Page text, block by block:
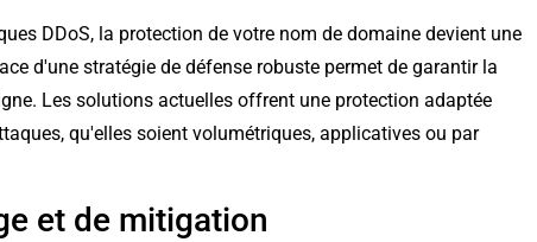
DDoS, la protection de votre nom de domaine devient une
d'une stratégie de défense robuste permet de garantir la
Les solutions actuelles offrent une protection adaptée
qu'elles soient volumétriques, applicatives ou par
et de mitigation